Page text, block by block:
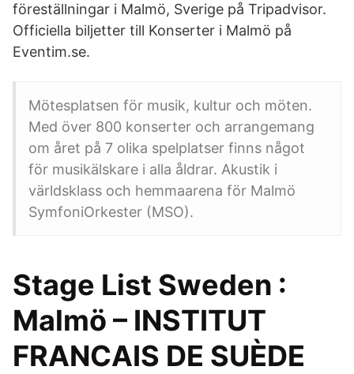
föreställningar i Malmö, Sverige på Tripadvisor.
Officiella biljetter till Konserter i Malmö på
Eventim.se.
Mötesplatsen för musik, kultur och möten.
Med över 800 konserter och arrangemang
om året på 7 olika spelplatser finns något
för musikälskare i alla åldrar. Akustik i
världsklass och hemmaarena för Malmö
SymfoniOrkester (MSO).
Stage List Sweden :
Malmö – INSTITUT
FRANCAIS DE SUÈDE